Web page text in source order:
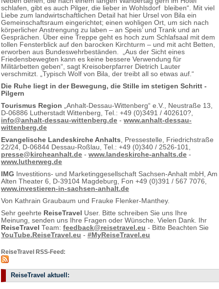
schlafen, gibt es auch Pilger, die lieber in Wohlsdorf bleiben“. Mit viel
Liebe zum landwirtschaftlichen Detail hat hier Ursel von Bila ein
Gemeinschaftsraum eingerichtet; einen wohligen Ort, um sich nach
körperlicher Anstrengung zu laben – an Speis’ und Trank und an
Gesprächen. Über eine Treppe geht es hoch zum Schlafsaal mit dem
tollen Fensterblick auf den barocken Kirchturm – und mit acht Betten,
erworben aus Bundeswehrbeständen. „Aus der Sicht eines
Friedensbewegten kann es keine bessere Verwendung für
Militärbetten geben“, sagt Kreisoberpfarrer Dietrich Lauter
verschmitzt. „Typisch Wolf von Bila, der treibt all so etwas auf.“
Die Ruhe liegt in der Bewegung, die Stille im stetigen Schritt -
Pilgern
Tourismus Region „Anhalt-Dessau-Wittenberg“ e.V., Neustraße 13,
D-06886 Lutherstadt Wittenberg, Tel.: +49 (0)3491 / 402610?,
info@anhalt-dessau-wittenberg.de - www.anhalt-dessau-
wittenberg.de
Evangelische Landeskirche Anhalts , Pressestelle, Friedrichstraße
22/24, D-06844 Dessau-Roßlau, Tel.: +49 (0)340 / 2526-101,
presse@kircheanhalt.de - www.landeskirche-anhalts.de -
www.lutherweg.de
IMG Investitions- und Marketinggesellschaft Sachsen-Anhalt mbH, Am
Alten Theater 6, D-39104 Magdeburg, Fon +49 (0)391 / 567 7076,
www.investieren-in-sachsen-anhalt.de
Von Kathrain Graubaum und Frauke Flenker-Manthey.
Sehr geehrte ReiseTravel User. Bitte schreiben Sie uns Ihre
Meinung, senden uns Ihre Fragen oder Wünsche. Vielen Dank. Ihr
ReiseTravel Team: feedback@reisetravel.eu - Bitte Beachten Sie
YouTube.ReiseTravel.eu - #MyReiseTravel.eu
ReiseTravel RSS-Feed:
ReiseTravel aktuell: